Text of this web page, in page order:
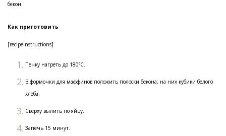
бекон
Как приготовить
[recipeinstructions]
Печку нагреть до 180°С.
В формочки для маффинов положить полоски бекона; на них кубики белого
хлеба.
Сверху вылить по яйцу.
Запечь 15 минут.